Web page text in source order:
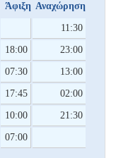
Άφιξη Αναχώρηση
11:30
18:00 23:00
07:30 13:00
17:45 02:00
10:00 21:30
07:00